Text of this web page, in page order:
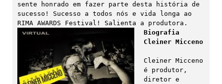
sente honrado em fazer parte desta história de
sucesso! Sucesso a todos nós e vida longa ao
Biografia
Cleiner Micceno
Cleiner Micceno
é produtor,
diretor e